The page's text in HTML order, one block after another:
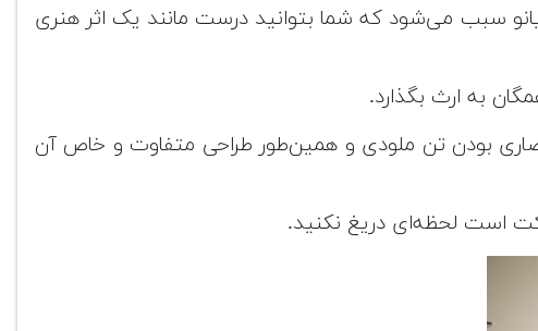
سبب می‌شود که شما بتوانید درست مانند یک اثر هنری
بودن تن ملودی و همین‌طور طراحی متفاوت و خاص آن
است لحظه‌ای دریغ نکنید.